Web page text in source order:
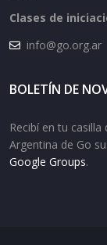
Clases de
info@go.org.ar
BOLETÍN DE
Recibí en tu
Argentina de Go
Google Groups.